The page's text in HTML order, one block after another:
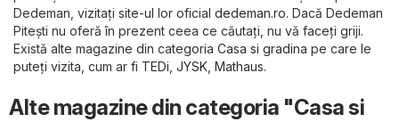
Dedeman, vizitați site-ul lor oficial dedeman.ro. Dacă Dedeman
Pitești nu oferă în prezent ceea ce căutați, nu vă faceți griji.
Există alte magazine din categoria Casa si gradina pe care le
puteți vizita, cum ar fi TEDi JYSK Mathaus.
Alte magazine din categoria "Casa si